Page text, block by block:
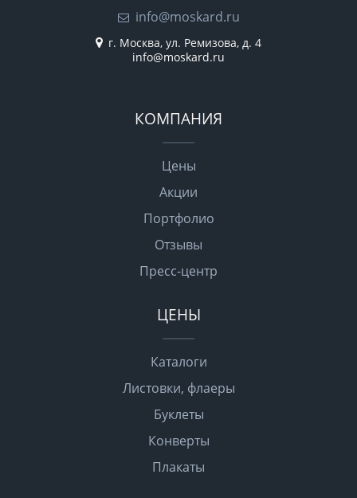
info@moskard.ru
г. Москва, ул. Ремизова, д. 4
info@moskard.ru
КОМПАНИЯ
Цены
Акции
Портфолио
Отзывы
Пресс-центр
ЦЕНЫ
Каталоги
Листовки, флаеры
Буклеты
Конверты
Плакаты